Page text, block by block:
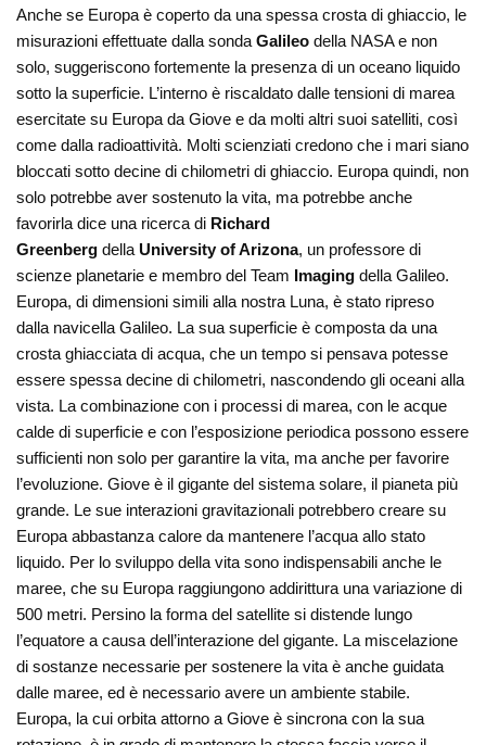
Anche se Europa è coperto da una spessa crosta di ghiaccio, le
misurazioni effettuate dalla sondaGalileo della NASA e non
solo, suggeriscono fortemente la presenza di un oceano liquido
sotto la superficie. L’interno è riscaldato dalle tensioni di marea
esercitate su Europa da Giove e da molti altri suoi satelliti, così
come dalla radioattività. Molti scienziati credono che i mari siano
bloccati sotto decine di chilometri di ghiaccio. Europa quindi, non
solo potrebbe aver sostenuto la vita, ma potrebbe anche
favorirla dice una ricerca di Richard
Greenberg della University of Arizona, un professore di
scienze planetarie e membro del Team Imaging della Galileo.
Europa, di dimensioni simili alla nostra Luna, è stato ripreso
dalla navicella Galileo. La sua superficie è composta da una
crosta ghiacciata di acqua, che un tempo si pensava potesse
essere spessa decine di chilometri, nascondendo gli oceani alla
vista. La combinazione con i processi di marea, con le acque
calde di superficie e con l’esposizione periodica possono essere
sufficienti non solo per garantire la vita, ma anche per favorire
l’evoluzione. Giove è il gigante del sistema solare, il pianeta più
grande. Le sue interazioni gravitazionali potrebbero creare su
Europa abbastanza calore da mantenere l’acqua allo stato
liquido. Per lo sviluppo della vita sono indispensabili anche le
maree, che su Europa raggiungono addirittura una variazione di
500 metri. Persino la forma del satellite si distende lungo
l’equatore a causa dell’interazione del gigante. La miscelazione
di sostanze necessarie per sostenere la vita è anche guidata
dalle maree, ed è necessario avere un ambiente stabile.
Europa, la cui orbita attorno a Giove è sincrona con la sua